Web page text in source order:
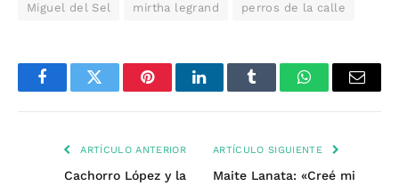
Miguel del Sel mirtha legrand perros de la calle
FacebookTwitter PinterestLinkedInTumblr WhatsAppEmail
ARTÍCULO ANTERIOR
Cachorro López y la
ARTÍCULO SIGUIENTE
Maite Lanata: «Creé mi